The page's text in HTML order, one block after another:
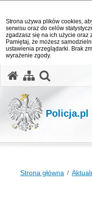
Strona używa plików cookies,
serwisu oraz do celów
zgadzasz się na ich użycie oraz
Pamiętaj, że możesz
ustawienia przeglądarki. Brak
wyrażenie zgody.
Policja.pl
Strona główna